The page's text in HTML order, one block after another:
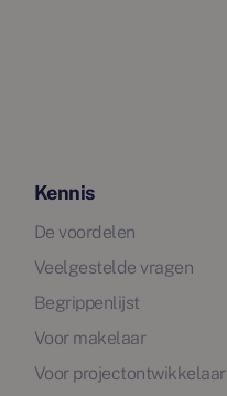
Kennis
De voordelen
Veelgestelde vragen
Begrippenlijst
Voor makelaar
Voor projectontwikkelaar